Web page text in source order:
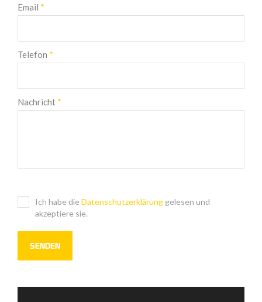
Email *
Telefon *
Nachricht *
Ich habe die Datenschutzerklärung gelesen und
akzeptiere sie.